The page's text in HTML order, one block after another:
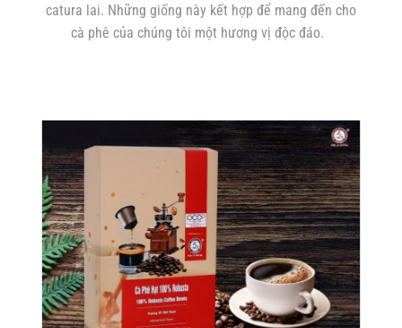
catura lai. Những giống này kết hợp để mang đến cho
cà phê của chúng tôi một hương vị độc đáo.